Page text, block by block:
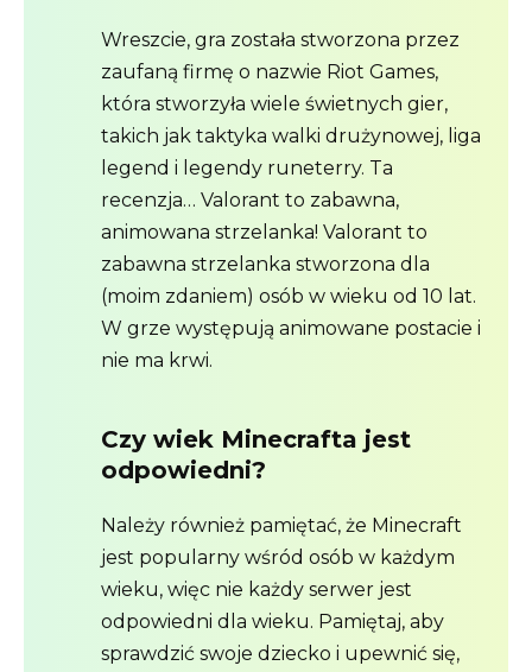
Wreszcie, gra została stworzona przez
zaufaną firmę o nazwie Riot Games,
która stworzyła wiele świetnych gier,
takich jak taktyka walki drużynowej, liga
legend i legendy runeterry. Ta
recenzja… Valorant to zabawna,
animowana strzelanka! Valorant to
zabawna strzelanka stworzona dla
(moim zdaniem) osób w wieku od 10 lat.
W grze występują animowane postacie i
nie ma krwi.
Czy wiek Minecrafta jest
odpowiedni?
Należy również pamiętać, że Minecraft
jest popularny wśród osób w każdym
wieku, więc nie każdy serwer jest
odpowiedni dla wieku. Pamiętaj, aby
sprawdzić swoje dziecko i upewnić się,